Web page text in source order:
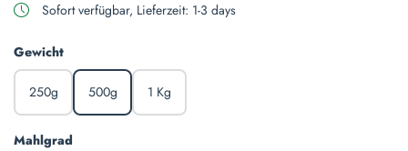
Sofort verfügbar, Lieferzeit: 1-3 days
Gewichtauswählen
250g 500g 1 Kg
Mahlgrad